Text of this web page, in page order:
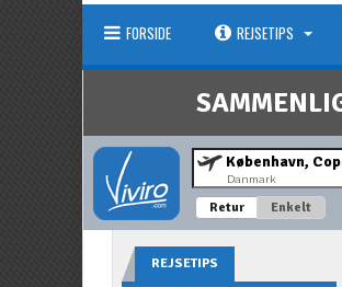
FORSIDE REJSETIPS
Danmark
Retur Enkelt
REJSETIPS